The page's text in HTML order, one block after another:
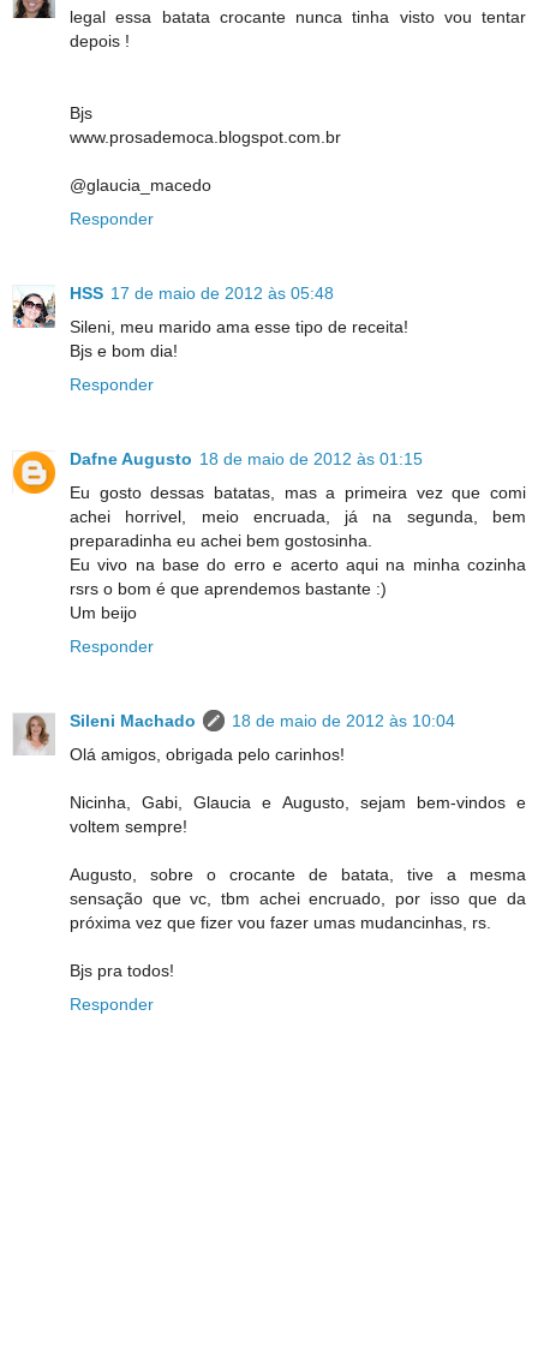
legal essa batata crocante nunca tinha visto vou tentar
depois !
Bjs
www.prosademoca.blogspot.com.br
@glaucia_macedo
Responder
HSS 17 de maio de 2012 às 05:48
Sileni, meu marido ama esse tipo de receita!
Bjs e bom dia!
Responder
Dafne Augusto 18 de maio de 2012 às 01:15
Eu gosto dessas batatas, mas a primeira vez que comi
achei horrivel, meio encruada, já na segunda, bem
preparadinha eu achei bem gostosinha.
Eu vivo na base do erro e acerto aqui na minha cozinha
rsrs o bom é que aprendemos bastante :)
Um beijo
Responder
Sileni Machado
18 de maio de 2012 às 10:04
Olá amigos, obrigada pelo carinhos!
Nicinha, Gabi, Glaucia e Augusto, sejam bem-vindos e
voltem sempre!
Augusto, sobre o crocante de batata, tive a mesma
sensação que vc, tbm achei encruado, por isso que da
próxima vez que fizer vou fazer umas mudancinhas, rs.
Bjs pra todos!
Responder